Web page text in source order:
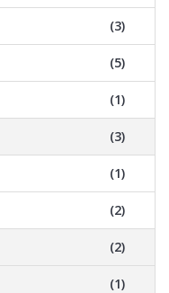
(3)
(5)
(1)
(3)
(1)
(2)
(2)
(1)